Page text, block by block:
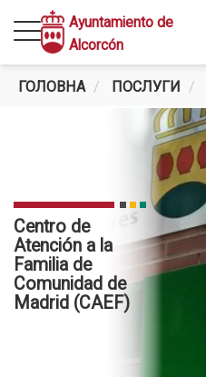
Перейти
до
основного
вмісту
Ayuntamiento de
Alcorcón
ГОЛОВНА ПОСЛУГИ
Centro de
Atención a la
Familia de
Comunidad de
Madrid (CAEF)